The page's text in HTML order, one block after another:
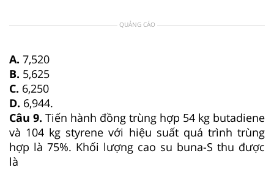
QUẢNG CÁO
A. 7,520
B. 5,625
C. 6,250
D. 6,944.
Câu 9. Tiến hành đồng trùng hợp 54 kg butadiene
và 104 kg styrene với hiệu suất quá trình trùng
hợp là 75%. Khối lượng cao su buna-S thu được
là